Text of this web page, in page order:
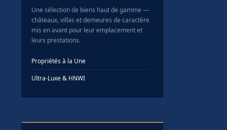
Une sélection de biens haut de gamme —
châteaux, villas et demeures de caractère
mis en avant pour leur emplacement et
leurs prestations.
Propriétés à la Une
Ultra-Luxe & HNWI